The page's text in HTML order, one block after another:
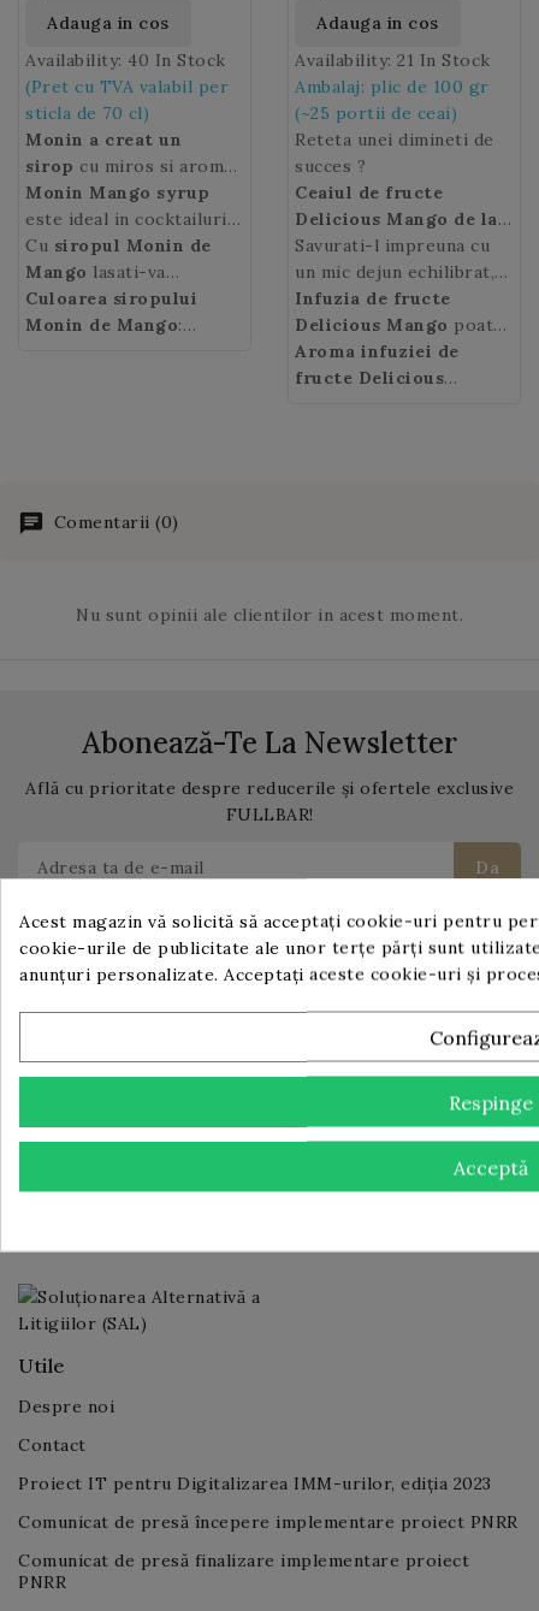
Adauga in cos
Availability: 40 In Stock
(Pret cu TVA valabil per
sticla de 70 cl)
Monin a creat un
sirop cu miros si aroma
de mango dulce cu o
usoara aciditate.
Monin Mango syrup
este ideal in cocktailuri,
vinuri aromatizate,
limonade, mocktailuri,
latte, ice tea sau pur si
simplu in apa pura,
precum Daiquiri.
Cu siropul Monin de
Mango lasati-va
imaginatia sa zboare si
creati retete noi de
Culoarea siropului
Monin de Mango:
Adauga in cos
Availability: 21 In Stock
Ambalaj: plic de 100 gr
(~25 portii de ceai)
Reteta unei dimineti de
succes ?
Ceaiul de fructe
Delicious Mango de la
Casa de Ceai, o multime
de bucati de fructe de
infuzat intr-o cana,
pentru a obtine un gust
delicios si foarte fin de
mango!
Savurati-l impreuna cu
un mic dejun echilibrat,
pentru un inceput de zi
sanatos.
Infuzia de fructe
Delicious Mango poate
fi bauta si rece in zilele
insorite.
Aroma infuziei de
fructe Delicious
Comentarii (0)
Nu sunt opinii ale clientilor in acest moment.
Abonează-Te La Newsletter
Află cu prioritate despre reducerile și ofertele exclusive
FULLBAR!
Te poti dezabona in orice moment. Pentru aceasta te
rugam sa folosesti informatiile noastre de contact din
nota legala.
Politica de confidențialitate
Utile
Despre noi
Contact
Proiect IT pentru Digitalizarea IMM-urilor, ediția 2023
Comunicat de presă începere implementare proiect PNRR
Comunicat de presă finalizare implementare proiect
PNRR
Acest magazin vă solicită să acceptați cookie-uri pentru
cookie-urile de publicitate ale unor terțe părți sunt
anunțuri personalizate. Acceptați aceste cookie-uri și
Respinge
Acceptă